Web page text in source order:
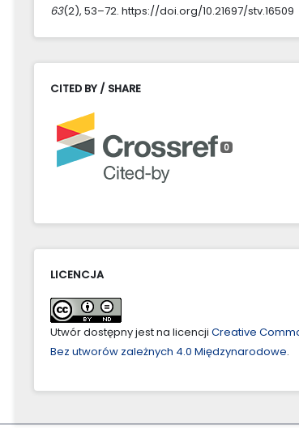
63(2), 53–72. https://doi.org/10.21697/stv.16509
CITED BY / SHARE
0
LICENCJA
Utwór dostępny jest na licencji Creative
Bez utworów zależnych 4.0 Międzynarodowe.